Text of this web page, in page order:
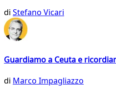
di Stefano Vicari
Guardiamo a Ceuta e
di Marco Impagliazzo